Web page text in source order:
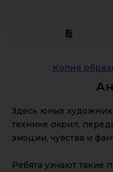
Копия
Здесь юных
технике акрил,
эмоции, чувства и
Ребята узнают такие